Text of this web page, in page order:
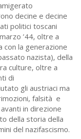
decine e decine
politici toscani
’44, oltre a
con la generazione
nazista), della
culture, oltre a
di
gli austriaci ma
falsità e
in direzione
della storia della
del nazifascismo.